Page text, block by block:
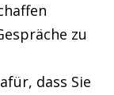
zu
dass Sie